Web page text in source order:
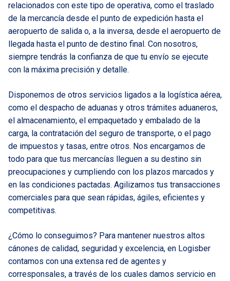
relacionados con este tipo de operativa, como el traslado
de la mercancía desde el punto de expedición hasta el
aeropuerto de salida o, a la inversa, desde el aeropuerto de
llegada hasta el punto de destino final. Con nosotros,
siempre tendrás la confianza de que tu envío se ejecute
con la máxima precisión y detalle.
Disponemos de otros servicios ligados a la logística aérea,
como el despacho de aduanas y otros trámites aduaneros,
el almacenamiento, el empaquetado y embalado de la
carga, la contratación del seguro de transporte, o el pago
de impuestos y tasas, entre otros. Nos encargamos de
todo para que tus mercancías lleguen a su destino sin
preocupaciones y cumpliendo con los plazos marcados y
en las condiciones pactadas. Agilizamos tus transacciones
comerciales para que sean rápidas, ágiles, eficientes y
competitivas.
¿Cómo lo conseguimos? Para mantener nuestros altos
cánones de calidad, seguridad y excelencia, en Logisber
contamos con una extensa red de agentes y
corresponsales, a través de los cuales damos servicio en